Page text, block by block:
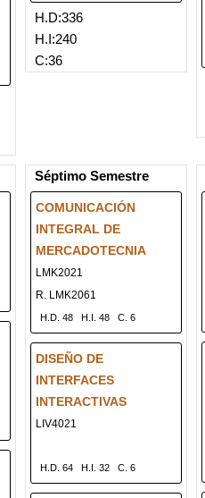
H.D:336
H.I:240
C:36
Séptimo Semestre
COMUNICACIÓN
INTEGRAL DE
MERCADOTECNIA
LMK2021
R. LMK2061
H.D. 48 H.I. 48 C. 6
DISEÑO DE
INTERFACES
INTERACTIVAS
LIV4021
H.D. 64 H.I. 32 C. 6